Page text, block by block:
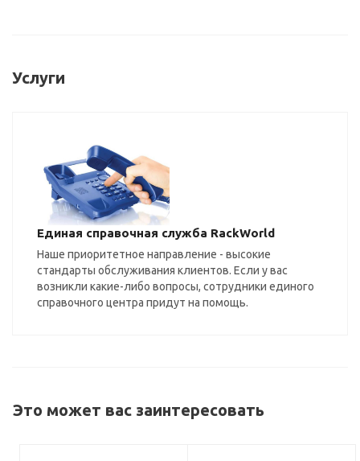
Услуги
Единая справочная служба RackWorld
Наше приоритетное направление - высокие
стандарты обслуживания клиентов. Если у вас
возникли какие-либо вопросы, сотрудники единого
справочного центра придут на помощь.
Это может вас заинтересовать